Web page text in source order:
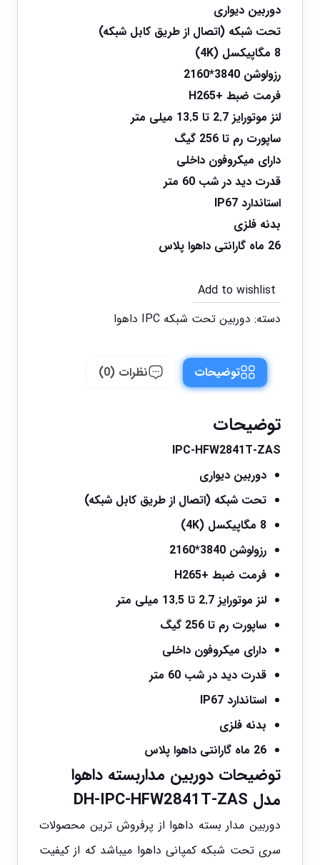
دوربین دیواری
تحت شبکه (اتصال از طریق کابل شبکه)
8 مگاپیکسل (4K)
رزولوشن 3840*2160
فرمت ضبط +H265
لنز موتورایز 2.7 تا 13.5 میلی متر
ساپورت رم تا 256 گیگ
دارای میکروفون داخلی
قدرت دید در شب 60 متر
استاندارد IP67
بدنه فلزی
26 ماه گارانتی داهوا پلاس
Add to wishlist
دسته: دوربین تحت شبکه IPC داهوا
توضیحات نظرات (0)
توضیحات
IPC-HFW2841T-ZAS
دوربین دیواری
تحت شبکه (اتصال از طریق کابل شبکه)
8 مگاپیکسل (4K)
رزولوشن 3840*2160
فرمت ضبط +H265
لنز موتورایز 2.7 تا 13.5 میلی متر
ساپورت رم تا 256 گیگ
دارای میکروفون داخلی
قدرت دید در شب 60 متر
استاندارد IP67
بدنه فلزی
26 ماه گارانتی داهوا پلاس
توضیحاتدوربین مداربسته داهوا
مدل DH-IPC-HFW2841T-ZAS
دوربین مدار بسته داهوا از پرفروش ترین محصولات
سری تحت شبکه کمپانی داهوا میباشد که از کیفیت